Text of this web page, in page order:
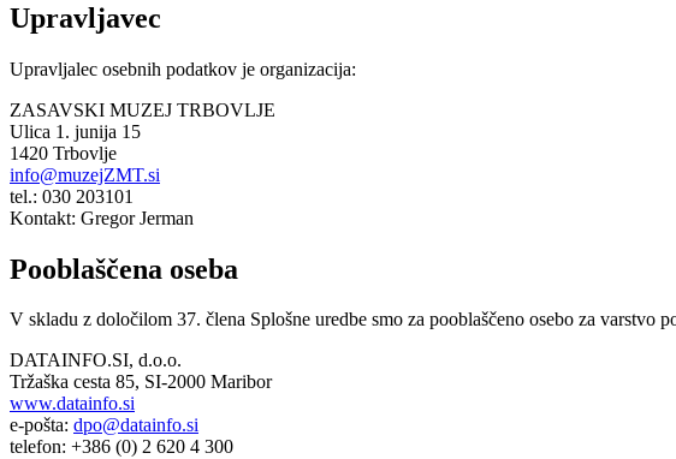
Upravljavec
Upravljalec osebnih podatkov je organizacija:
ZASAVSKI MUZEJ TRBOVLJE
Ulica 1. junija 15
1420 Trbovlje
info@muzejZMT.si
tel.: 030 203101
Kontakt: Gregor Jerman
Pooblaščena oseba
V skladu z določilom 37. člena Splošne uredbe smo za pooblaščeno osebo za varstvo
DATAINFO.SI, d.o.o.
Tržaška cesta 85, SI-2000 Maribor
www.datainfo.si
e-pošta: dpo@datainfo.si
telefon: +386 (0) 2 620 4 300